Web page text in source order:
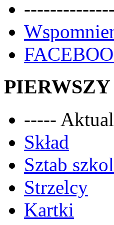
-----
Skład
Sztab
Strzelcy
Kartki